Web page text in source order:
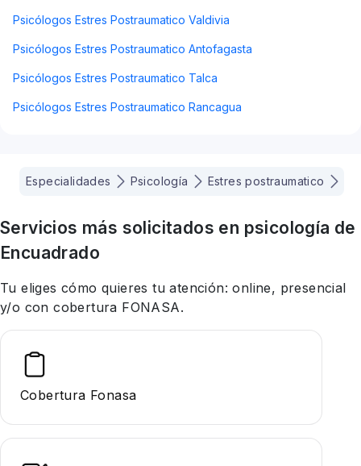
Psicólogos Estres Postraumatico Valdivia
Psicólogos Estres Postraumatico Antofagasta
Psicólogos Estres Postraumatico Talca
Psicólogos Estres Postraumatico Rancagua
Especialidades Psicología Estres postraumatico
Servicios más solicitados en psicología de
Encuadrado
Tu eliges cómo quieres tu atención: online, presencial
y/o con cobertura FONASA.
Cobertura Fonasa